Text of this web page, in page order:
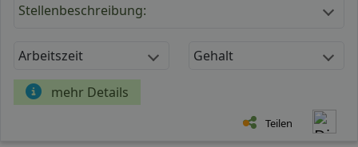
Stellenbeschreibung:
Arbeitszeit Gehalt
mehr Details
Teilen